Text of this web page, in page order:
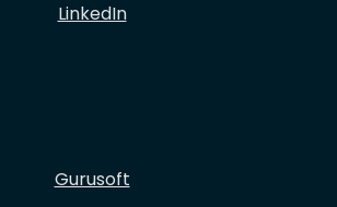
LinkedIn
Gurusoft